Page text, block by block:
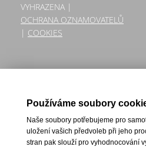
VYHRAZENA |
OCHRANA OZNAMOVATELŮ
| COOKIES
Používáme soubory
Naše soubory potřebujeme pro
uložení vašich předvoleb při jeho
stran pak slouží pro vyhodnocování